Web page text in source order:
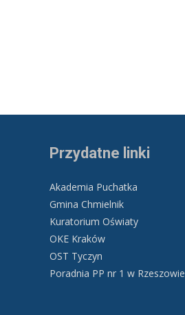
Przydatne linki
Akademia Puchatka
Gmina Chmielnik
Kuratorium Oświaty
OKE Kraków
OST Tyczyn
Poradnia PP nr 1 w Rzeszowie